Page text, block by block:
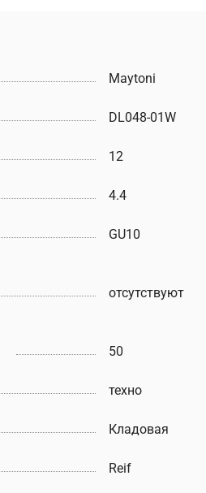
Maytoni
DL048-01W
12
4.4
GU10
отсутствуют
50
техно
Кладовая
Reif